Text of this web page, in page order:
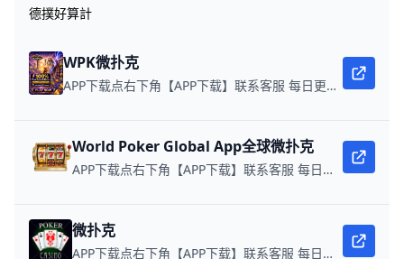
德撲好算計
WPK微扑克
APP下载点右下角【APP下载】联系客服 每日更新可用链接 微扑克 WPK真人在线约局，wepoker德州约局，加微信客服上下分，领WPK钻石。
World Poker Global App全球微扑克
APP下载点右下角【APP下载】联系客服 每日更新可用链接 在线玩扑克，赢取真钱。
微扑克
APP下载点右下角【APP下载】联系客服 每日更新可用链接 微扑克 WPK真人在线约局，领WPK钻石。